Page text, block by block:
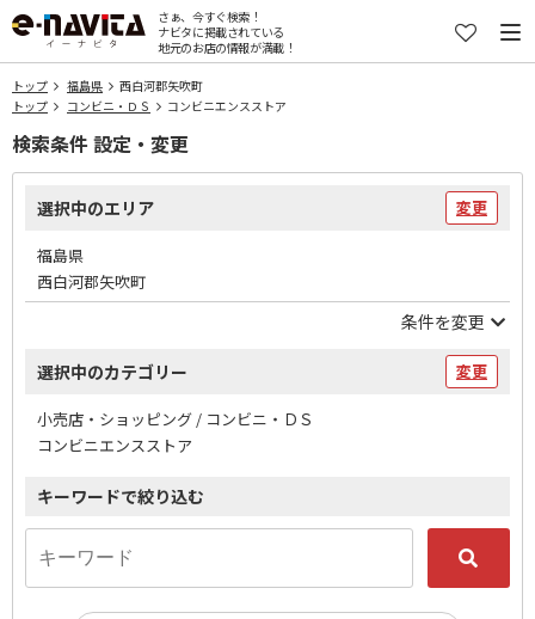
さぁ、今すぐ検索！
ナビタに掲載されている
地元のお店の情報が満載！
トップ 福島県
西白河郡矢吹町
トップ
コンビニ・ＤＳ コンビニエンスストア
検索条件 設定・変更
選択中のエリア 変更
福島県
西白河郡矢吹町
条件を変更
選択中のカテゴリー 変更
小売店・ショッピング / コンビニ・ＤＳ
コンビニエンスストア
キーワードで絞り込む